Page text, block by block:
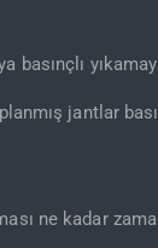
basınçlı
jantlar
ne kadar